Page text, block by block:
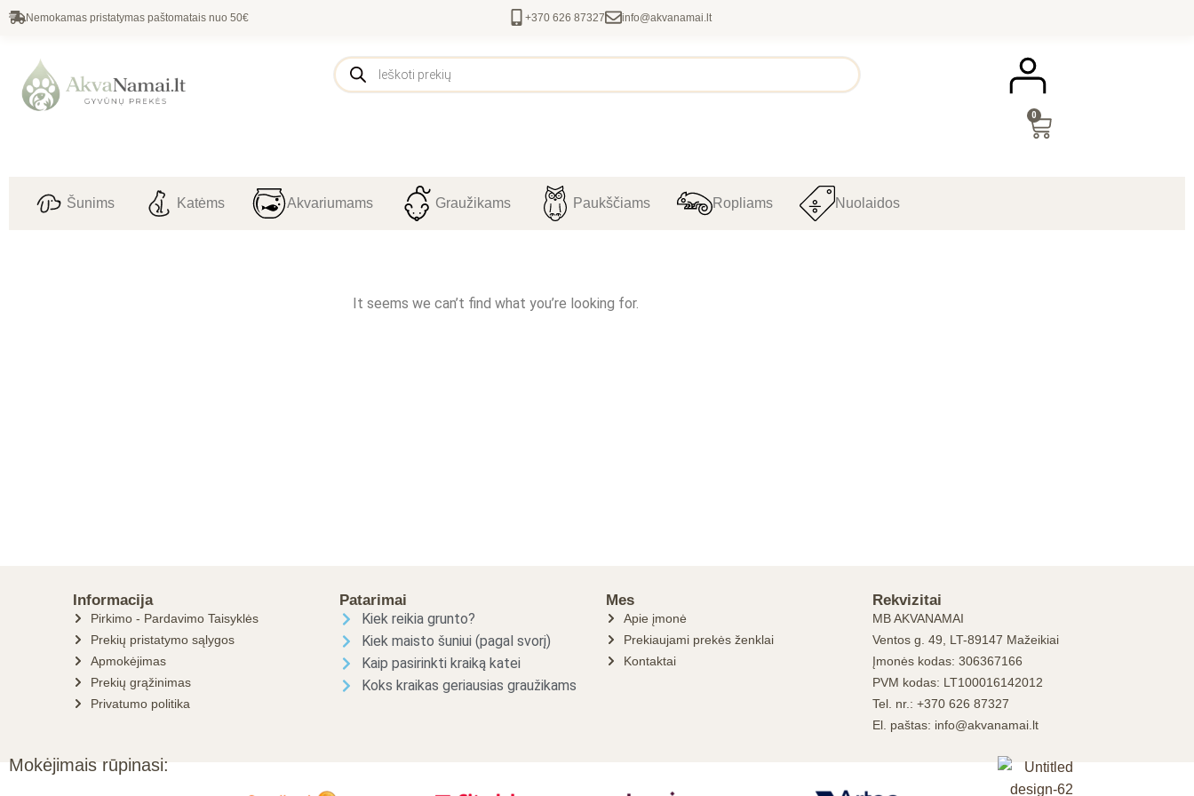
Nemokamas pristatymas paštomatais nuo 50€ +370 626 87327 info@akvanamai.lt
0
Šunims Katėms Akvariumams Graužikams Paukščiams Ropliams Nuolaidos
It seems we can’t find what you’re looking for.
Informacija
Pirkimo - Pardavimo Taisyklės
Prekių pristatymo sąlygos
Apmokėjimas
Prekių grąžinimas
Privatumo politika
Patarimai
Kiek reikia grunto?
Kiek maisto šuniui (pagal svorį)
Kaip pasirinkti kraiką katei
Koks kraikas geriausias graužikams
Mes
Apie įmonė
Prekiaujami prekės ženklai
Kontaktai
Rekvizitai
MB AKVANAMAI
Ventos g. 49, LT-89147 Mažeikiai
Įmonės kodas: 306367166
PVM kodas: LT100016142012
Tel. nr.: +370 626 87327
El. paštas: info@akvanamai.lt
Mokėjimais rūpinasi: